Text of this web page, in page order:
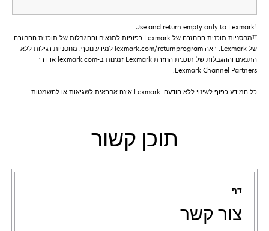
†
Use and return empty only to Lexmark.
††
מחסניות תוכנית ההחזרה של Lexmark כפופות לתנאים וההגבלות של תוכנית ההחזרה
של Lexmark. ראה lexmark.com/returnprogram למידע נוסף. מחסניות רגילות ללא
התנאים וההגבלות של תוכנית החזרת Lexmark זמינות ב-lexmark.com או דרך
Lexmark Channel Partners.
כל המידע כפוף לשינוי ללא הודעה. Lexmark אינה אחראית לשגיאות או להשמטות.
תוכן קשור
דף
צור קשר